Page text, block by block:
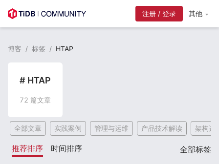
注册 / 登录 其他
博客 / 标签 / HTAP
# HTAP
72 篇文章
全部文章 实践案例 管理与运维 产品技术解读 架构选
推荐排序 时间排序 全部标签